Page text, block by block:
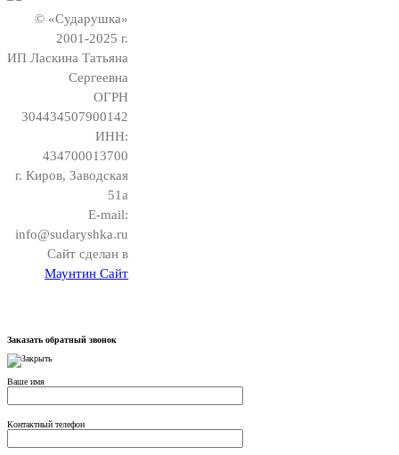
© «Сударушка»
2001-2025 г.
ИП Ласкина Татьяна
Сергеевна
ОГРН
304434507900142
ИНН:
434700013700
г. Киров, Заводская
51а
E-mail:
info@sudaryshka.ru
Сайт сделан в
Маунтин Сайт
Заказать обратный звонок
Ваше имя
Контактный телефон